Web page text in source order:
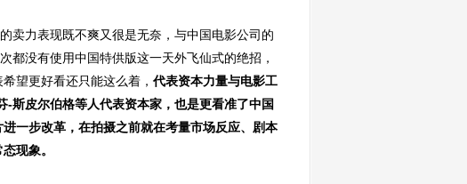
力表现既不爽又很是无奈，与中国电影公司的
都没有使用中国特供版这一天外飞仙式的绝招，
望更好看还只能这么着， 代表资本力量与电影工
斯皮尔伯格等人代表资本家，也是更看准了中国
一步改革，在拍摄之前就在考量市场反应、剧本
现象。